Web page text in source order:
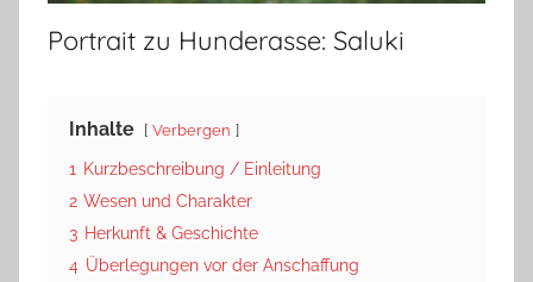
Portrait zu Hunderasse: Saluki
Inhalte Verbergen
1 Kurzbeschreibung / Einleitung
2 Wesen und Charakter
3 Herkunft & Geschichte
4 Überlegungen vor der Anschaffung